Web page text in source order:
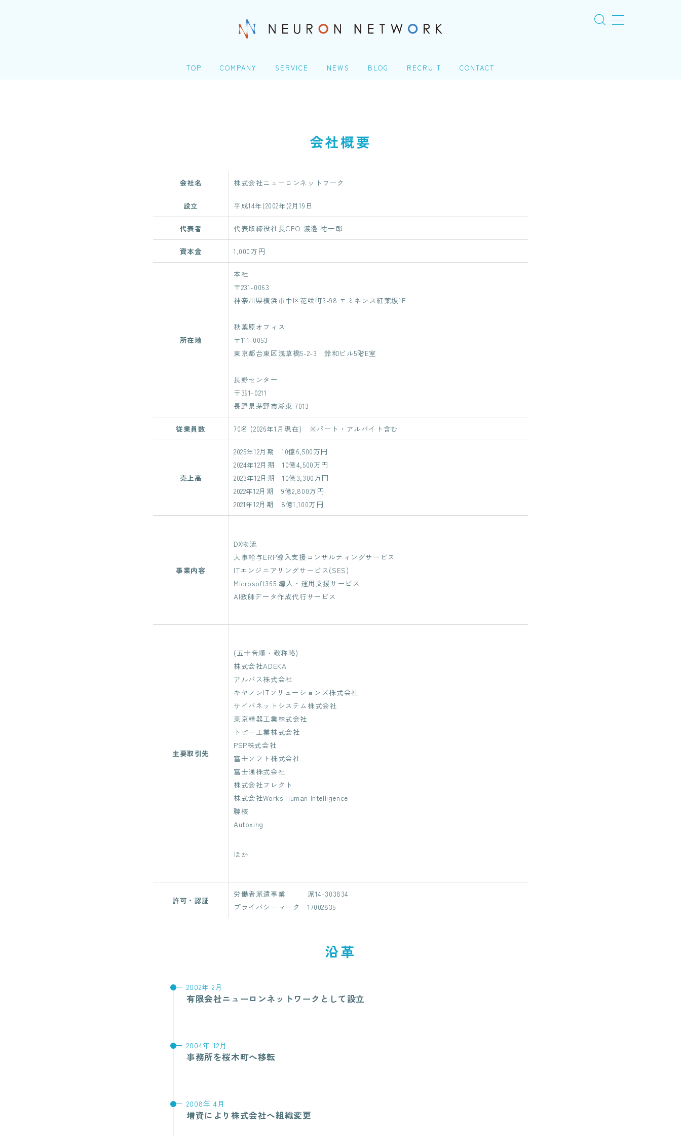
TOP COMPANY SERVICE
クレジットカード業務シ
Microsoft 製品導入サー
ビス​
Webアプリケーション開
発​
PLMシステム開発
NEWS BLOG RECRUIT CONTACT
個人の成長シナリオ、キャリアパス
SERVICE
ITエンジニアリングサービス(SES)
発​
Microsoft 製品導入サービス​
コンサルティングサービス
ービス
教師データ作成代行サービス
DX物流 AGF・AMR
NEWS
BLOG
CONTACT
会社概要
会社名 株式会社ニューロンネットワーク
設立 平成14年(2002年)2月19日
代表者 代表取締役社長CEO 渡邊 祐一郎
資本金 1,000万円
所在地
本社
〒231-0063
神奈川県横浜市中区花咲町3-98 エミネンス紅葉坂1F
秋葉原オフィス
〒111-0053
東京都台東区浅草橋5-2-3 鈴和ビル5階E室
長野センター
〒391-0211
長野県茅野市湖東 7013
従業員数 70名 (2026年1月現在) ※パート・アルバイト含む
売上高
2025年12月期 10億6,500万円
2024年12月期 10億4,500万円
2023年12月期 10億3,300万円
2022年12月期 9億2,800万円
2021年12月期 8億1,100万円
事業内容
DX物流
人事給与ERP導入支援コンサルティングサービス
ITエンジニアリングサービス(SES)
Microsoft365 導入・運用支援サービス
AI教師データ作成代行サービス
主要取引先
(五十音順・敬称略)
株式会社ADEKA
アルバス株式会社
キヤノンITソリューションズ株式会社
サイバネットシステム株式会社
東京精器工業株式会社
トピー工業株式会社
PSP株式会社
富士ソフト株式会社
富士通株式会社
株式会社フレクト
株式会社Works Human Intelligence
聯核
Autoxing
ほか
許可・認証
労働者派遣事業 派14-303834
プライバシーマーク 17002835
沿革
2002年 2月
有限会社ニューロンネットワークとして設立
2004年 12月
事務所を桜木町へ移転
2008年 4月
増資により株式会社へ組織変更